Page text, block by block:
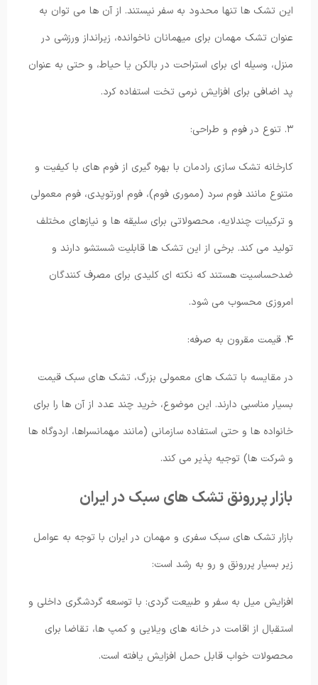
این تشک ها تنها محدود به سفر نیستند. از آن ها می توان به
عنوان تشک مهمان برای میهمانان ناخوانده، زیرانداز ورزشی در
منزل، وسیله ای برای استراحت در بالکن یا حیاط، و حتی به عنوان
پد اضافی برای افزایش نرمی تخت استفاده کرد.
۳. تنوع در فوم و طراحی:
کارخانه تشک سازی رادمان با بهره گیری از فوم های با کیفیت و
متنوع مانند فوم سرد (مموری فوم)، فوم اورتوپدی، فوم معمولی
و ترکیبات چندلایه، محصولاتی برای سلیقه ها و نیازهای مختلف
تولید می کند. برخی از این تشک ها قابلیت شستشو دارند و
ضدحساسیت هستند که نکته ای کلیدی برای مصرف کنندگان
امروزی محسوب می شود.
۴. قیمت مقرون به صرفه:
در مقایسه با تشک های معمولی بزرگ، تشک های سبک قیمت
بسیار مناسبی دارند. این موضوع، خرید چند عدد از آن ها را برای
خانواده ها و حتی استفاده سازمانی (مانند مهمانسراها، اردوگاه ها
و شرکت ها) توجیه پذیر می کند.
بازار پررونق تشک های سبک در ایران
بازار تشک های سبک سفری و مهمان در ایران با توجه به عوامل
زیر بسیار پررونق و رو به رشد است:
افزایش میل به سفر و طبیعت گردی: با توسعه گردشگری داخلی و
استقبال از اقامت در خانه های ویلایی و کمپ ها، تقاضا برای
محصولات خواب قابل حمل افزایش یافته است.